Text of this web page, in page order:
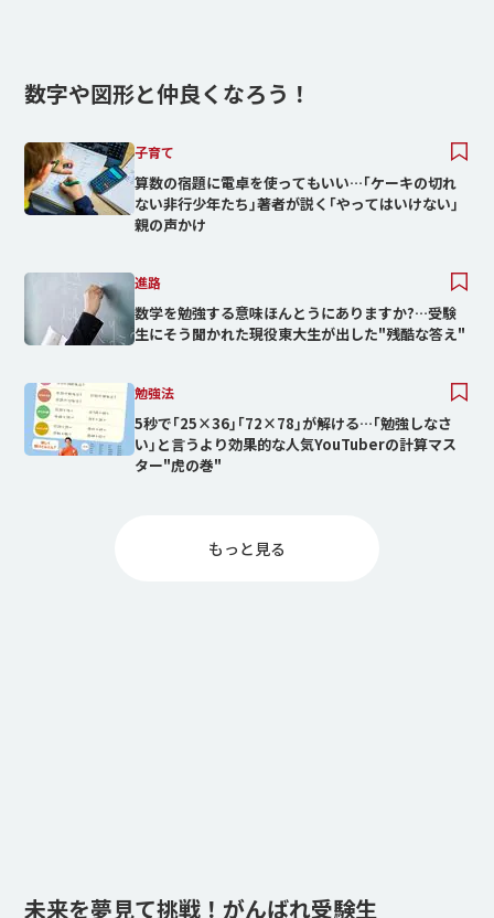
数字や図形と仲良くなろう！
子育て
算数の宿題に電卓を使ってもいい…｢ケーキの切れ
ない非行少年たち｣著者が説く｢やってはいけない｣
親の声かけ
進路
数学を勉強する意味ほんとうにありますか?…受験
生にそう聞かれた現役東大生が出した"残酷な答え"
勉強法
5秒で｢25×36｣｢72×78｣が解ける…｢勉強しなさ
い｣と言うより効果的な人気YouTuberの計算マス
ター"虎の巻"
もっと⾒る
未来を夢見て挑戦！がんばれ受験生